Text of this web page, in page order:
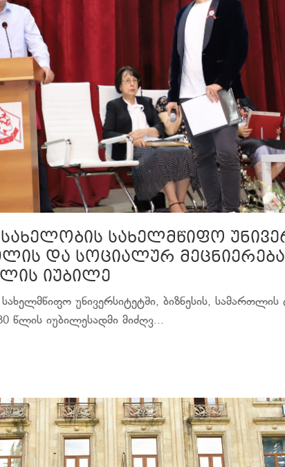
სახელმწიფო
და სოციალურ
იუბილე
უნივერსიტეტში, ბიზნესის,
წლის იუბილესადმი მიძღვ...